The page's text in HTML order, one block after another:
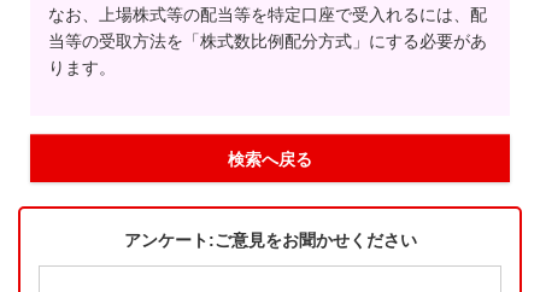
なお、上場株式等の配当等を特定口座で受入れるには、配
当等の受取方法を「株式数比例配分方式」にする必要があ
ります。
検索へ戻る
アンケート:ご意見をお聞かせください